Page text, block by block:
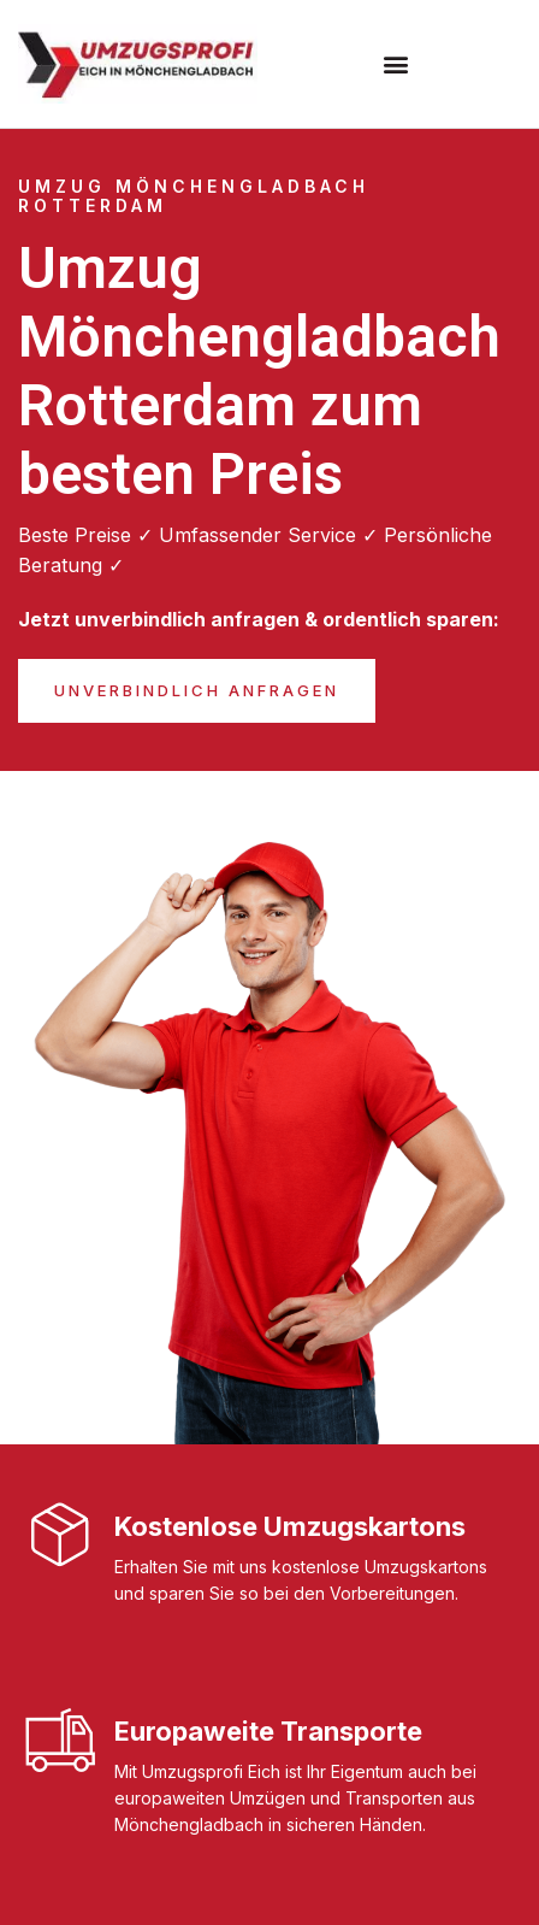
UMZUG MÖNCHENGLADBACH
ROTTERDAM
Umzug
Mönchengladbach
Rotterdam zum
besten Preis
Beste Preise ✓ Umfassender Service ✓ Persönliche
Beratung ✓
Jetzt unverbindlich anfragen & ordentlich sparen:
UNVERBINDLICH ANFRAGEN
Kostenlose Umzugskartons
Erhalten Sie mit uns kostenlose Umzugskartons
und sparen Sie so bei den Vorbereitungen.
Europaweite Transporte
Mit Umzugsprofi Eich ist Ihr Eigentum auch bei
europaweiten Umzügen und Transporten aus
Mönchengladbach in sicheren Händen.